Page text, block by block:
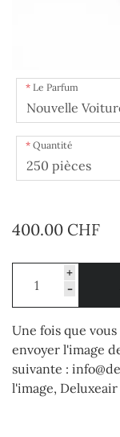
Le Parfum
Quantité
400.00 CHF
+
-
Une fois que
envoyer l'image
suivante :
l'image,